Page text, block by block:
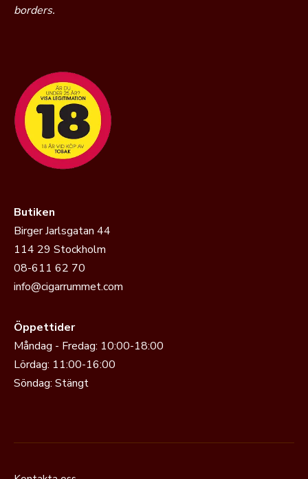
borders.
Butiken
Birger Jarlsgatan 44
114 29 Stockholm
08-611 62 70
info@cigarrummet.com
Öppettider
Måndag - Fredag: 10:00-18:00
Lördag: 11:00-16:00
Söndag: Stängt